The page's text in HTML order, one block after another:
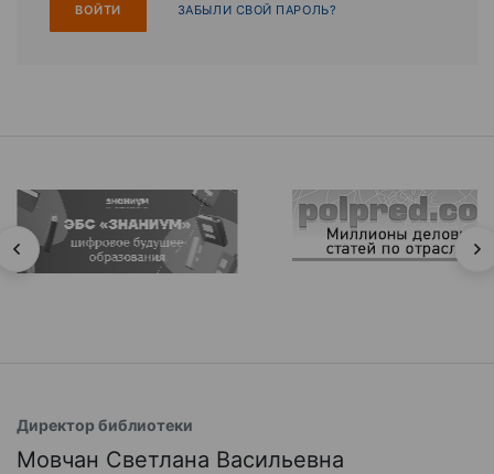
ЗАБЫЛИ СВОЙ ПАРОЛЬ?
Директор библиотеки
Мовчан Светлана Васильевна